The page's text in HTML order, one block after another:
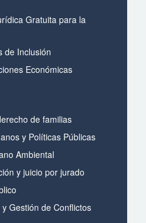
Gratuita para la
de Inclusión
Económicas
de familias
y Políticas Públicas
Ambiental
y juicio por jurado
Gestión de Conflictos